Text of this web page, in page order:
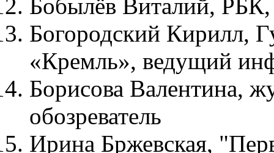
Бобылёв Виталий,
Богородский Кирилл,
«Кремль», ведущий
Борисова Валентина,
обозреватель
Ирина Бржевская,